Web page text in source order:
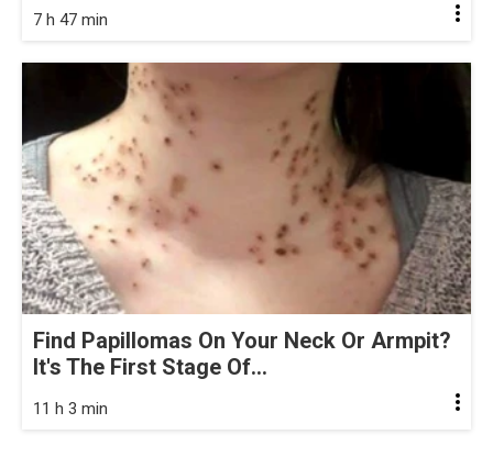
7 h 47 min
Find Papillomas On Your Neck Or Armpit?
It's The First Stage Of...
11 h 3 min